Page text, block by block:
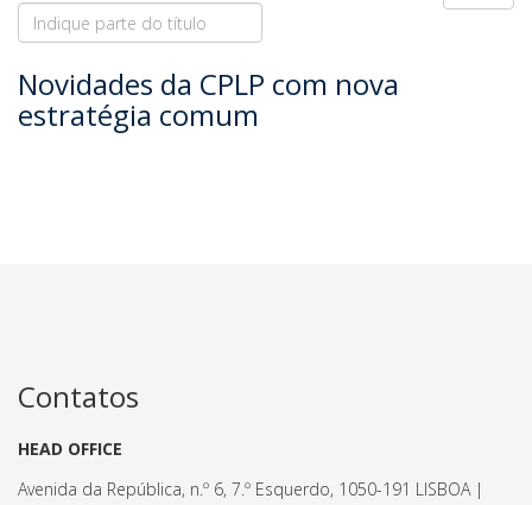
Novidades da CPLP com nova
estratégia comum
Contatos
HEAD OFFICE
Avenida da República, n.º 6, 7.º Esquerdo, 1050-191 LISBOA |